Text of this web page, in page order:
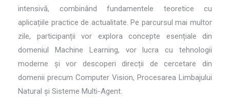
intensivă, combinând fundamentele teoretice cu
aplicațiile practice de actualitate. Pe parcursul mai multor
zile, participanții vor explora concepte esențiale din
domeniul Machine Learning, vor lucra cu tehnologii
moderne și vor descoperi direcții de cercetare din
domenii precum Computer Vision, Procesarea Limbajului
Natural și Sisteme Multi-Agent.